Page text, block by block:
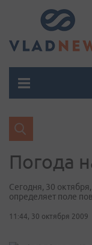
Погода
Сегодня, 30
определяет поле
11:44, 30 октября 2009